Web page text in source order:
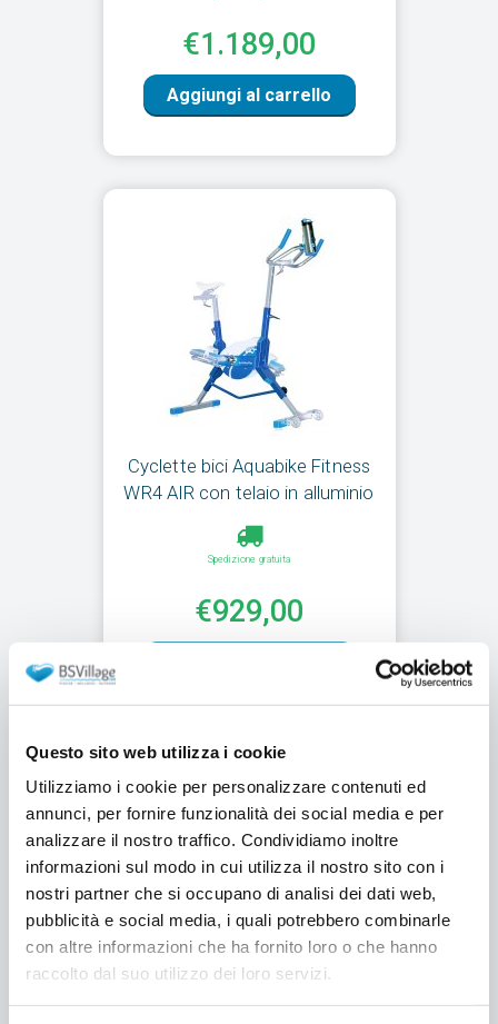
Questo sito web utilizza i cookie
Utilizziamo i cookie per personalizzare contenuti ed
annunci, per fornire funzionalità dei social media e per
analizzare il nostro traffico. Condividiamo inoltre
informazioni sul modo in cui utilizza il nostro sito con i
nostri partner che si occupano di analisi dei dati web,
pubblicità e social media, i quali potrebbero combinarle
con altre informazioni che ha fornito loro o che hanno
raccolto dal suo utilizzo dei loro servizi.
€1.189,00
Aggiungi al carrello
Cyclette bici Aquabike Fitness
WR4 AIR con telaio in alluminio
Spedizione gratuita
€929,00
Risultati1-6di6
Mostra:
16 oggetti per pagina